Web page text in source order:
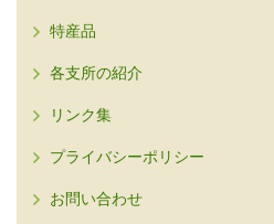
特産品
各支所の紹介
リンク集
プライバシーポリシー
お問い合わせ